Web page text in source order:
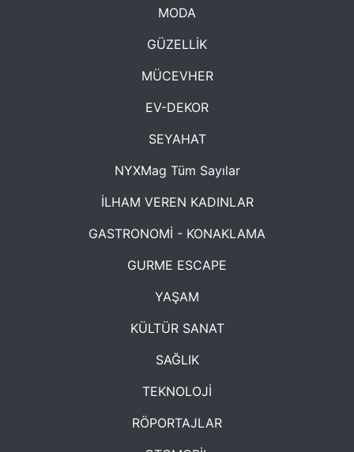
MODA
GÜZELLİK
MÜCEVHER
EV-DEKOR
SEYAHAT
NYXMag Tüm Sayılar
İLHAM VEREN KADINLAR
GASTRONOMİ - KONAKLAMA
GURME ESCAPE
YAŞAM
KÜLTÜR SANAT
SAĞLIK
TEKNOLOJİ
RÖPORTAJLAR